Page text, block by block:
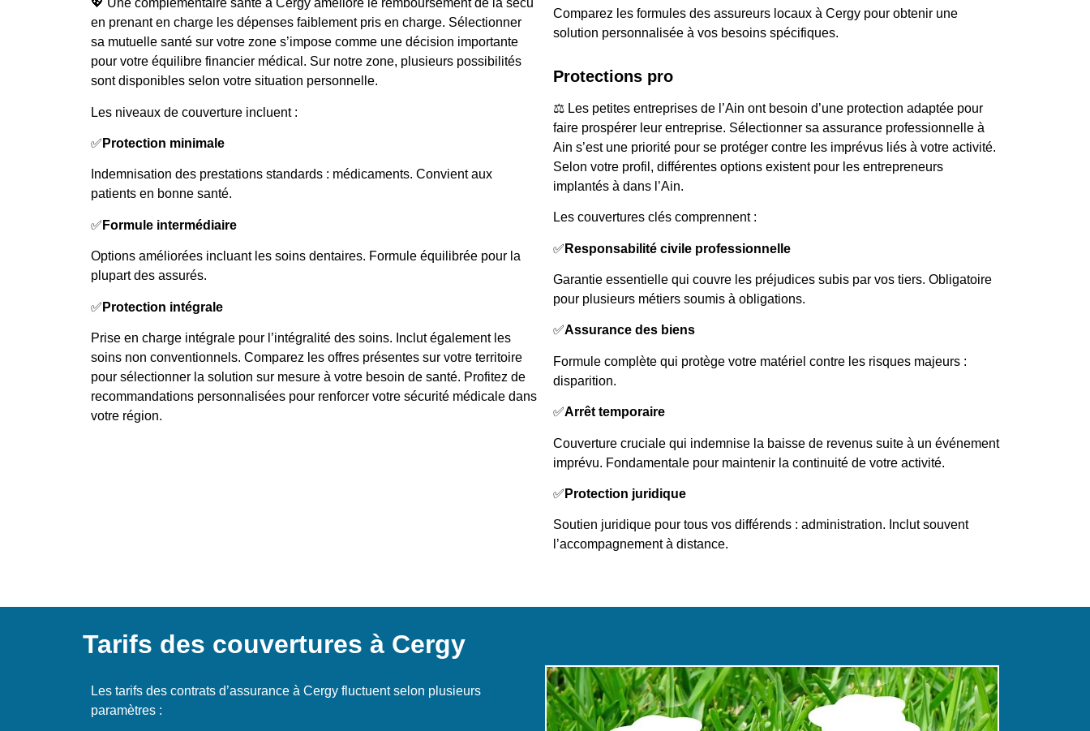
💖 Une complémentaire santé à Cergy améliore le remboursement de la sécu
en prenant en charge les dépenses faiblement pris en charge. Sélectionner
sa mutuelle santé sur votre zone s’impose comme une décision importante
pour votre équilibre financier médical. Sur notre zone, plusieurs possibilités
sont disponibles selon votre situation personnelle.
Les niveaux de couverture incluent :
✅ Protection minimale
Indemnisation des prestations standards : médicaments. Convient aux
patients en bonne santé.
✅ Formule intermédiaire
Options améliorées incluant les soins dentaires. Formule équilibrée pour la
plupart des assurés.
✅ Protection intégrale
Prise en charge intégrale pour l’intégralité des soins. Inclut également les
soins non conventionnels. Comparez les offres présentes sur votre territoire
pour sélectionner la solution sur mesure à votre besoin de santé. Profitez de
recommandations personnalisées pour renforcer votre sécurité médicale dans
votre région.
Comparez les formules des assureurs locaux à Cergy pour obtenir une
solution personnalisée à vos besoins spécifiques.
Protections pro
⚖️ Les petites entreprises de l’Ain ont besoin d’une protection adaptée pour
faire prospérer leur entreprise. Sélectionner sa assurance professionnelle à
Ain s’est une priorité pour se protéger contre les imprévus liés à votre activité.
Selon votre profil, différentes options existent pour les entrepreneurs
implantés à dans l’Ain.
Les couvertures clés comprennent :
✅ Responsabilité civile professionnelle
Garantie essentielle qui couvre les préjudices subis par vos tiers. Obligatoire
pour plusieurs métiers soumis à obligations.
✅Assurance des biens
Formule complète qui protège votre matériel contre les risques majeurs :
disparition.
✅Arrêt temporaire
Couverture cruciale qui indemnise la baisse de revenus suite à un événement
imprévu. Fondamentale pour maintenir la continuité de votre activité.
✅ Protection juridique
Soutien juridique pour tous vos différends : administration. Inclut souvent
l’accompagnement à distance.
Tarifs des couvertures à Cergy
Les tarifs des contrats d’assurance à Cergy fluctuent selon plusieurs
paramètres :